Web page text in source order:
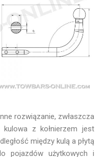
rozwiązanie, zwłaszcza
kulowa z kołnierzem jest
między kulą a płytą
pojazdów użytkowych i